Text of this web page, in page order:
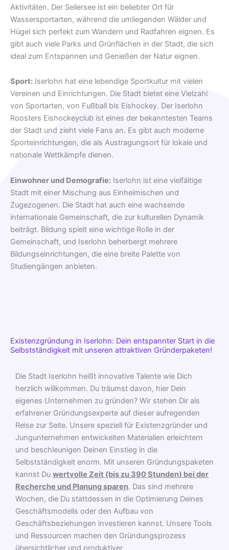
Aktivitäten. Der Seilersee ist ein beliebter Ort für
Wassersportarten, während die umliegenden Wälder und
Hügel sich perfekt zum Wandern und Radfahren eignen. Es
gibt auch viele Parks und Grünflächen in der Stadt, die sich
ideal zum Entspannen und Genießen der Natur eignen.
Sport: Iserlohn hat eine lebendige Sportkultur mit vielen
Vereinen und Einrichtungen. Die Stadt bietet eine Vielzahl
von Sportarten, von Fußball bis Eishockey. Der Iserlohn
Roosters Eishockeyclub ist eines der bekanntesten Teams
der Stadt und zieht viele Fans an. Es gibt auch moderne
Sporteinrichtungen, die als Austragungsort für lokale und
nationale Wettkämpfe dienen.
Einwohner und Demografie: Iserlohn ist eine vielfältige
Stadt mit einer Mischung aus Einheimischen und
Zugezogenen. Die Stadt hat auch eine wachsende
internationale Gemeinschaft, die zur kulturellen Dynamik
beiträgt. Bildung spielt eine wichtige Rolle in der
Gemeinschaft, und Iserlohn beherbergt mehrere
Bildungseinrichtungen, die eine breite Palette von
Studiengängen anbieten.
Existenzgründung in Iserlohn: Dein entspannter Start in die
Selbstständigkeit mit unseren attraktiven Gründerpaketen!
Die Stadt Iserlohn heißt innovative Talente wie Dich
herzlich willkommen. Du träumst davon, hier Dein
eigenes Unternehmen zu gründen? Wir stehen Dir als
erfahrener Gründungsexperte auf dieser aufregenden
Reise zur Seite. Unsere speziell für Existenzgründer und
Jungunternehmen entwickelten Materialien erleichtern
und beschleunigen Deinen Einstieg in die
Selbstständigkeit enorm. Mit unseren Gründungspaketen
kannst Du wertvolle Zeit (bis zu 390 Stunden) bei der
Recherche und Planung sparen. Das sind mehrere
Wochen, die Du stattdessen in die Optimierung Deines
Geschäftsmodells oder den Aufbau von
Geschäftsbeziehungen investieren kannst. Unsere Tools
und Ressourcen machen den Gründungsprozess